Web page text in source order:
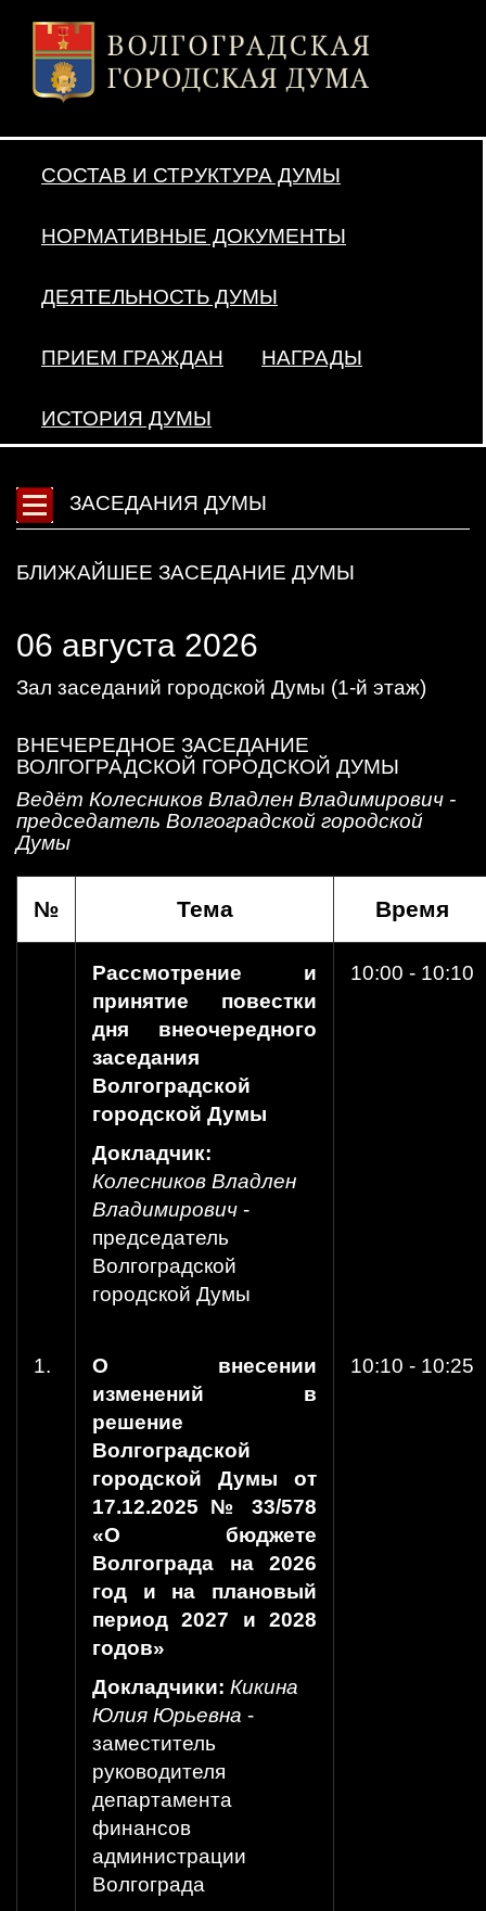
СОСТАВ И СТРУКТУРА ДУМЫ
НОРМАТИВНЫЕ ДОКУМЕНТЫ
ДЕЯТЕЛЬНОСТЬ ДУМЫ
ПРИЕМ ГРАЖДАН НАГРАДЫ
ИСТОРИЯ ДУМЫ
ЗАСЕДАНИЯ ДУМЫ
БЛИЖАЙШЕЕ ЗАСЕДАНИЕ ДУМЫ
06 августа 2026
Зал заседаний городской Думы (1-й этаж)
ВНЕЧЕРЕДНОЕ ЗАСЕДАНИЕ
ВОЛГОГРАДСКОЙ ГОРОДСКОЙ ДУМЫ
Ведёт Колесников Владлен Владимирович -
председатель Волгоградской городской
Думы
№ Тема Время
Рассмотрение и
принятие повестки
дня внеочередного
заседания
Волгоградской
городской Думы
Докладчик:
Колесников Владлен
Владимирович -
председатель
Волгоградской
городской Думы
10:00 - 10:10
1.
О внесении
изменений в
решение
Волгоградской
городской Думы от
17.12.2025 № 33/578
«О бюджете
Волгограда на 2026
год и на плановый
период 2027 и 2028
годов»
Докладчики: Кикина
Юлия Юрьевна -
заместитель
руководителя
департамента
финансов
администрации
Волгограда
10:10 - 10:25